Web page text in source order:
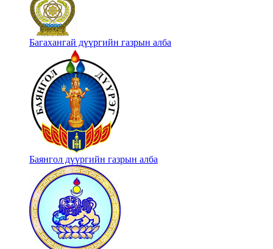
Багахангай дүүргийн газрын алба
Баянгол дүүргийн газрын алба